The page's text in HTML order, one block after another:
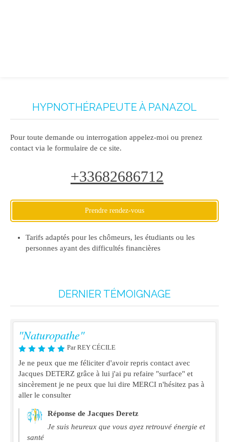
HYPNOTHÉRAPEUTE À PANAZOL
Pour toute demande ou interrogation appelez-moi ou prenez
contact via le formulaire de ce site.
+33682686712
Prendre rendez-vous
Tarifs adaptés pour les chômeurs, les étudiants ou les
personnes ayant des difficultés financières
DERNIER TÉMOIGNAGE
"Naturopathe"
Par REY CÉCILE
Je ne peux que me féliciter d'avoir repris contact avec
Jacques DETERZ grâce à lui j'ai pu refaire "surface" et
sincèrement je ne peux que lui dire MERCI n'hésitez pas à
aller le consulter
Réponse de Jacques Deretz
Je suis heureux que vous ayez retrouvé énergie et
santé